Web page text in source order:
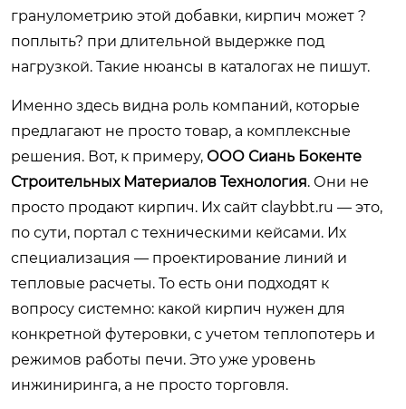
гранулометрию этой добавки, кирпич может ?
поплыть? при длительной выдержке под
нагрузкой. Такие нюансы в каталогах не пишут.
Именно здесь видна роль компаний, которые
предлагают не просто товар, а комплексные
решения. Вот, к примеру, ООО Сиань Бокенте
Строительных Материалов Технология. Они не
просто продают кирпич. Их сайт claybbt.ru — это,
по сути, портал с техническими кейсами. Их
специализация — проектирование линий и
тепловые расчеты. То есть они подходят к
вопросу системно: какой кирпич нужен для
конкретной футеровки, с учетом теплопотерь и
режимов работы печи. Это уже уровень
инжиниринга, а не просто торговля.